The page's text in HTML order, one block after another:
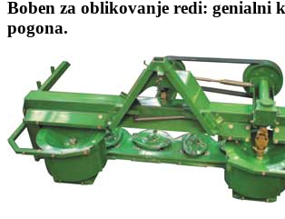
Boben za oblikovanje redi: genialni
pogona.